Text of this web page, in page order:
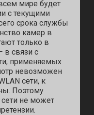
мире будет
с текущими
срока службы
камер в
только в
в связи с
применяемых
невозможен
сети, к
Поэтому
сети не может